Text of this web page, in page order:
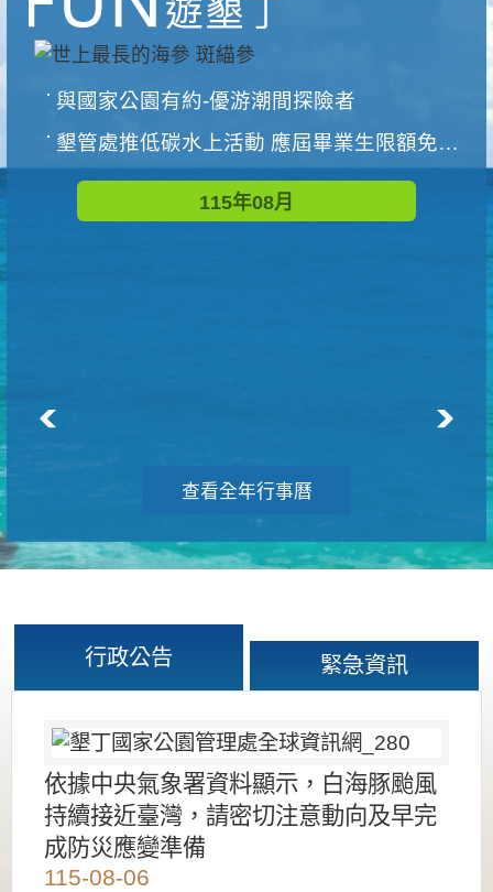
與國家公園有約-優游潮間探險者
墾管處推低碳水上活動 應屆畢業生限額免費參加
115年08月
查看全年行事曆
行政公告 緊急資訊
依據中央氣象署資料顯示，白海豚颱風
持續接近臺灣，請密切注意動向及早完
成防災應變準備
115-08-06